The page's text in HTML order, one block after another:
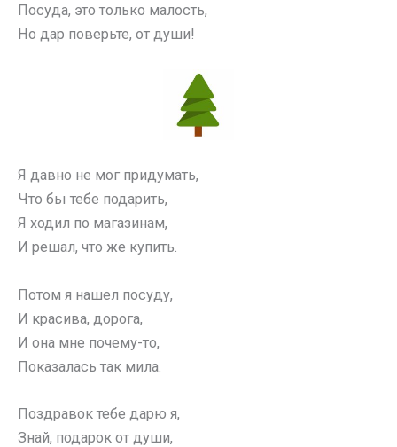
Посуда, это только малость,
Но дар поверьте, от души!
Я давно не мог придумать,
Что бы тебе подарить,
Я ходил по магазинам,
И решал, что же купить.
Потом я нашел посуду,
И красива, дорога,
И она мне почему-то,
Показалась так мила.
Поздравок тебе дарю я,
Знай, подарок от души,